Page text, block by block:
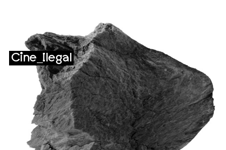
Cine_Ilegal